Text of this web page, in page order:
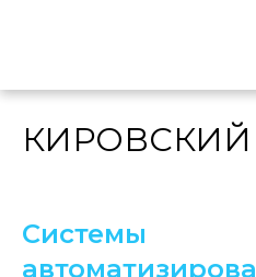
КИРОВСКИЙ
Системы